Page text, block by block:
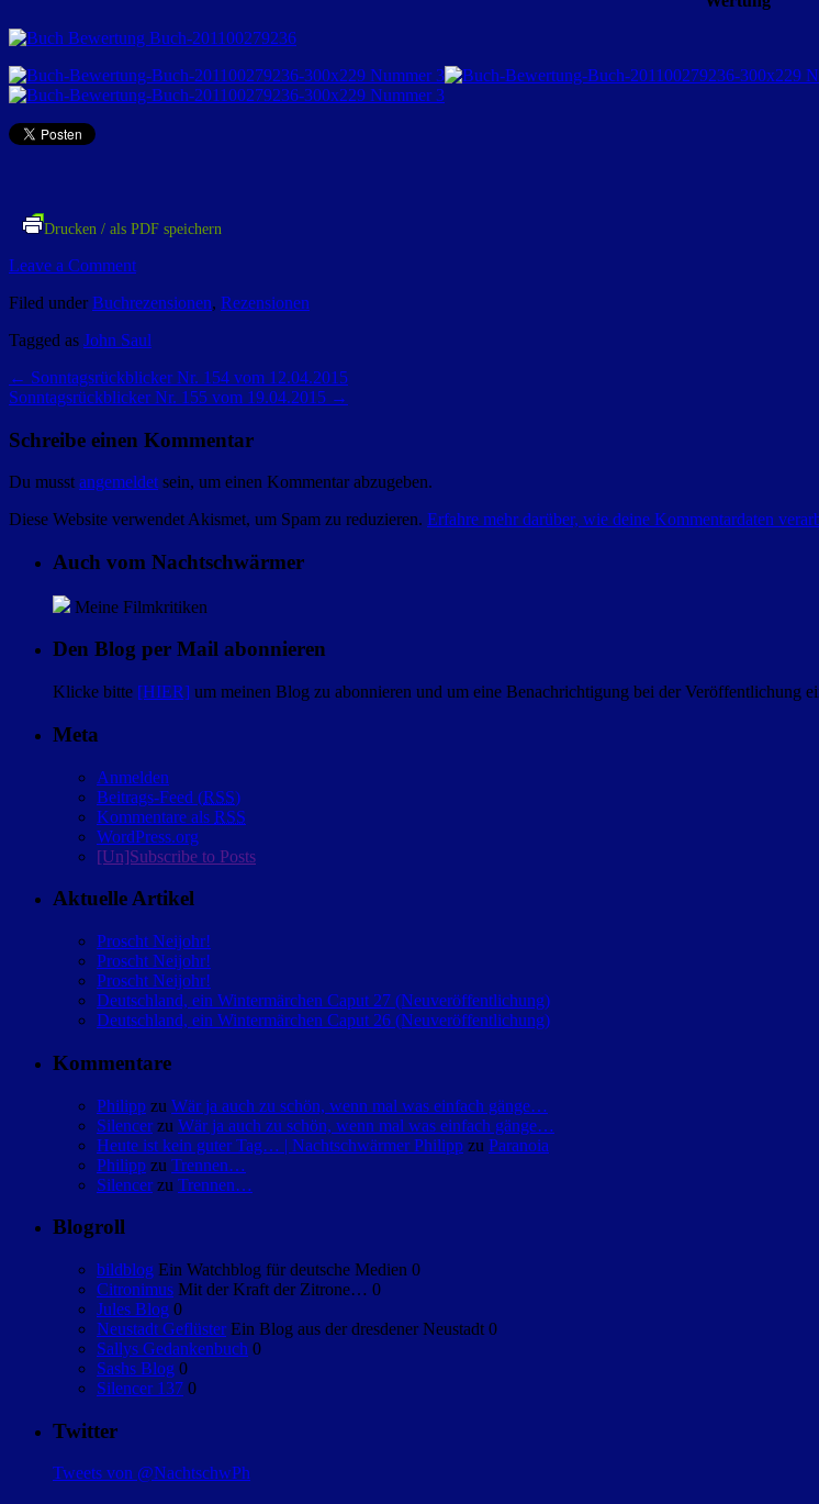
Drucken / als PDF speichern
Leave a Comment
Filed under Buchrezensionen, Rezensionen
Tagged as John Saul
← Sonntagsrückblicker Nr. 154 vom 12.04.2015
Sonntagsrückblicker Nr. 155 vom 19.04.2015 →
Schreibe einen Kommentar
Du musst angemeldet sein, um einen Kommentar abzugeben.
Diese Website verwendet Akismet, um Spam zu reduzieren. Erfahre mehr darüber, wie deine Kommentardaten
Auch vom Nachtschwärmer
Meine Filmkritiken
Den Blog per Mail abonnieren
Klicke bitte [HIER] um meinen Blog zu abonnieren und um eine Benachrichtigung bei der Veröffentlichung
Meta
Anmelden
Beitrags-Feed (RSS)
Kommentare als RSS
WordPress.org
[Un]Subscribe to Posts
Aktuelle Artikel
Proscht Neijohr!
Proscht Neijohr!
Proscht Neijohr!
Deutschland, ein Wintermärchen Caput 27 (Neuveröffentlichung)
Deutschland, ein Wintermärchen Caput 26 (Neuveröffentlichung)
Kommentare
Philipp zu Wär ja auch zu schön, wenn mal was einfach gänge…
Silencer zu Wär ja auch zu schön, wenn mal was einfach gänge…
Heute ist kein guter Tag… | Nachtschwärmer Philipp zu Paranoia
Philipp zu Trennen…
Silencer zu Trennen…
Blogroll
bildblog Ein Watchblog für deutsche Medien 0
Citronimus Mit der Kraft der Zitrone… 0
Jules Blog 0
Neustadt Geflüster Ein Blog aus der dresdener Neustadt 0
Sallys Gedankenbuch 0
Sashs Blog 0
Silencer 137 0
Twitter
Tweets von @NachtschwPh